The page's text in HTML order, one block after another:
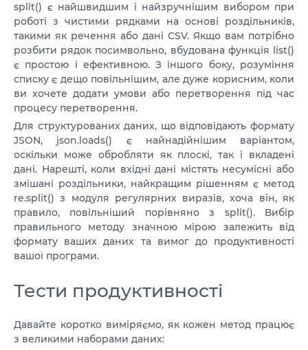
split() є найшвидшим і найзручнішим вибором при
роботі з чистими рядками на основі роздільників,
такими як речення або дані CSV. Якщо вам потрібно
розбити рядок посимвольно, вбудована функція list()
є простою і ефективною. З іншого боку, розуміння
списку є дещо повільнішим, але дуже корисним, коли
ви хочете додати умови або перетворення під час
процесу перетворення.
Для структурованих даних, що відповідають формату
JSON, json.loads() є найнадійнішим варіантом,
оскільки може обробляти як плоскі, так і вкладені
дані. Нарешті, коли вхідні дані містять несумісні або
змішані роздільники, найкращим рішенням є метод
re.split() з модуля регулярних виразів, хоча він, як
правило, повільніший порівняно з split(). Вибір
правильного методу значною мірою залежить від
формату ваших даних та вимог до продуктивності
вашої програми.
Тести продуктивності
Давайте коротко виміряємо, як кожен метод працює
з великими наборами даних: